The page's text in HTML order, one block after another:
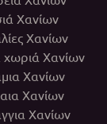
Χανίων
Χανίων
χωριά Χανίων
Χανίων
Χανίων
Χανίων